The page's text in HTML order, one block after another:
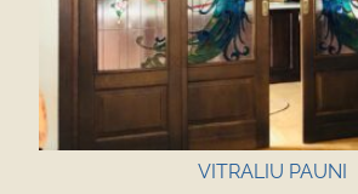
VITRALIU PAUNI